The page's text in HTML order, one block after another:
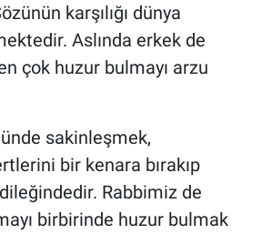
karşılığı dünya
Aslında erkek de
çok huzur bulmayı arzu
sakinleşmek,
bir kenara bırakıp
Rabbimiz de
birbirinde huzur bulmak